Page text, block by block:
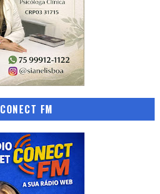
CONECT FM